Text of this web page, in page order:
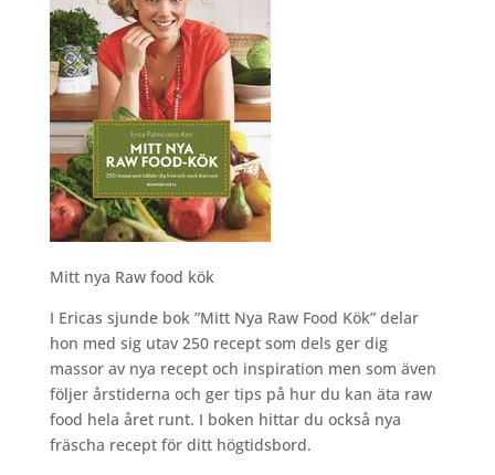
Mitt nya Raw food kök
I Ericas sjunde bok ”Mitt Nya Raw Food Kök” delar
hon med sig utav 250 recept som dels ger dig
massor av nya recept och inspiration men som även
följer årstiderna och ger tips på hur du kan äta raw
food hela året runt. I boken hittar du också nya
fräscha recept för ditt högtidsbord.